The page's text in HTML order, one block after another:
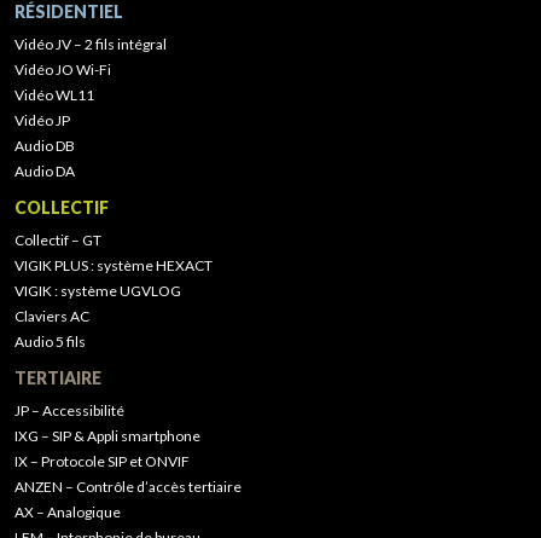
RÉSIDENTIEL
Vidéo JV – 2 fils intégral
Vidéo JO Wi-Fi
Vidéo WL11
Vidéo JP
Audio DB
Audio DA
COLLECTIF
Collectif – GT
VIGIK PLUS : système HEXACT
VIGIK : système UGVLOG
Claviers AC
Audio 5 fils
TERTIAIRE
JP – Accessibilité
IXG – SIP & Appli smartphone
IX – Protocole SIP et ONVIF
ANZEN – Contrôle d’accès tertiaire
AX – Analogique